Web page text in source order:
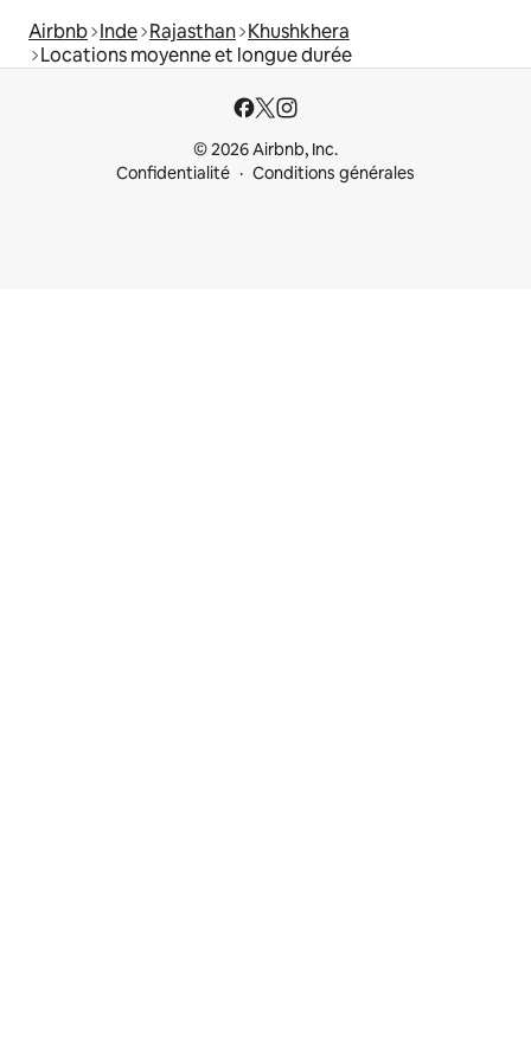
Airbnb Inde Rajasthan Khushkhera
Locations moyenne et longue durée
© 2026 Airbnb, Inc.
Confidentialité
Conditions générales